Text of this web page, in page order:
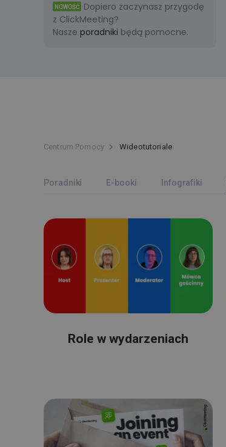
NOWOŚĆ
Dopiero zaczynasz przygodę
z ClickMeeting?
Nasze poradniki będą pomocne.
Centrum Pomocy Wideotutoriale
Poradniki E-booki Infografiki
Role w wydarzeniach